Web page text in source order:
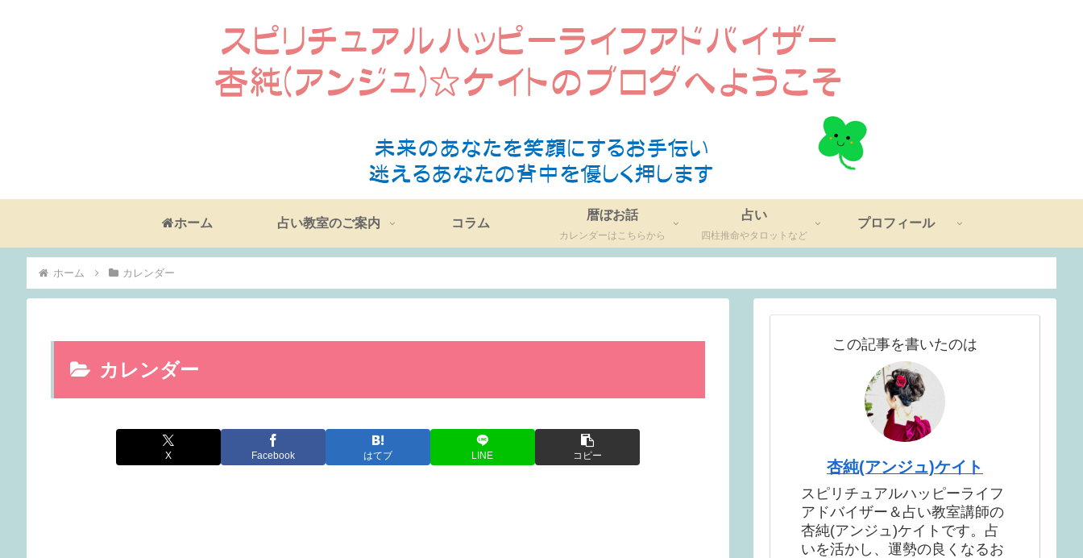
ホーム 占い教室のご案内 コラム
暦ぼお話
カレンダーはこちらから
占い
四柱推命やタロットなど
プロフィール
ホーム カレンダー
カレンダー
X Facebook はてブ LINE コピー
この記事を書いたのは
杏純(アンジュ)ケイト
スピリチュアルハッピーライフ
アドバイザー＆占い教室講師の
杏純(アンジュ)ケイトです。占
いを活かし、運勢の良くなるお